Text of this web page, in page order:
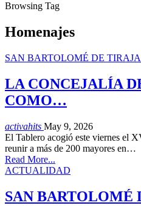
Browsing Tag
Homenajes
SAN BARTOLOMÉ DE
LA CONCEJALÍA
COMO…
activahits May 9, 2026
El Tablero acogió este viernes el
reunir a más de 200 mayores en…
Read More...
ACTUALIDAD
SAN BARTOLOMÉ